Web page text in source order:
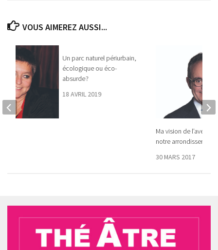
VOUS AIMEREZ AUSSI...
Un parc naturel périurbain,
écologique ou éco-
absurde ?
18 AVRIL 2019
Ma vision de l’avenir
notre arrondissement
30 MARS 2017